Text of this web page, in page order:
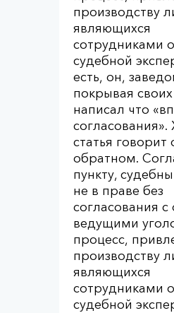
производству
являющихся
сотрудниками
судебной
есть, он,
покрывая своих
написал что
согласования».
статья говорит
обратном.
пункту,
не в праве без
согласования
ведущими
процесс,
производству
являющихся
сотрудниками
судебной